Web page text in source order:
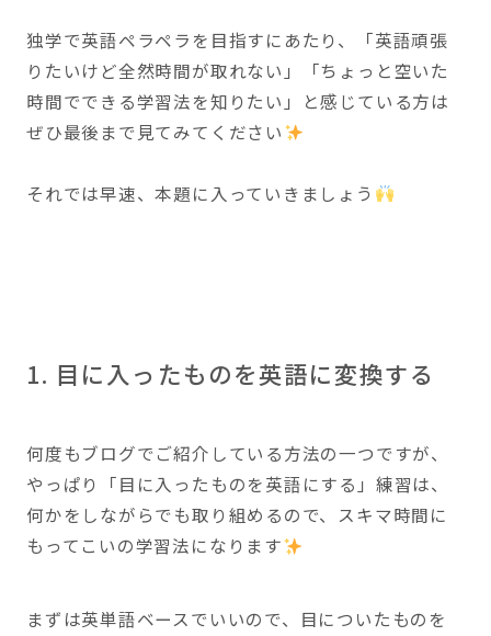
独学で英語ペラペラを目指すにあたり、「英語頑張
りたいけど全然時間が取れない」「ちょっと空いた
時間でできる学習法を知りたい」と感じている方は
ぜひ最後まで見てみてください
それでは早速、本題に入っていきましょう
1. 目に入ったものを英語に変換する
何度もブログでご紹介している方法の一つですが、
やっぱり「目に入ったものを英語にする」練習は、
何かをしながらでも取り組めるので、スキマ時間に
もってこいの学習法になります
まずは英単語ベースでいいので、目についたものを